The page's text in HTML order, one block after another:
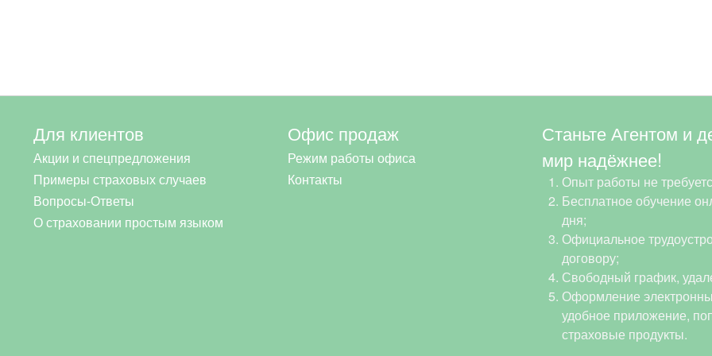
Для клиентов
Акции и спецпредложения
Примеры страховых случаев
Вопросы-Ответы
О страховании простым языком
Офис продаж
Режим работы офиса
Контакты
Станьте Агентом и
мир надёжнее!
Опыт работы не
Бесплатное обучение
дня;
Официальное
договору;
Свободный график,
Оформление
удобное приложение,
страховые продукты.